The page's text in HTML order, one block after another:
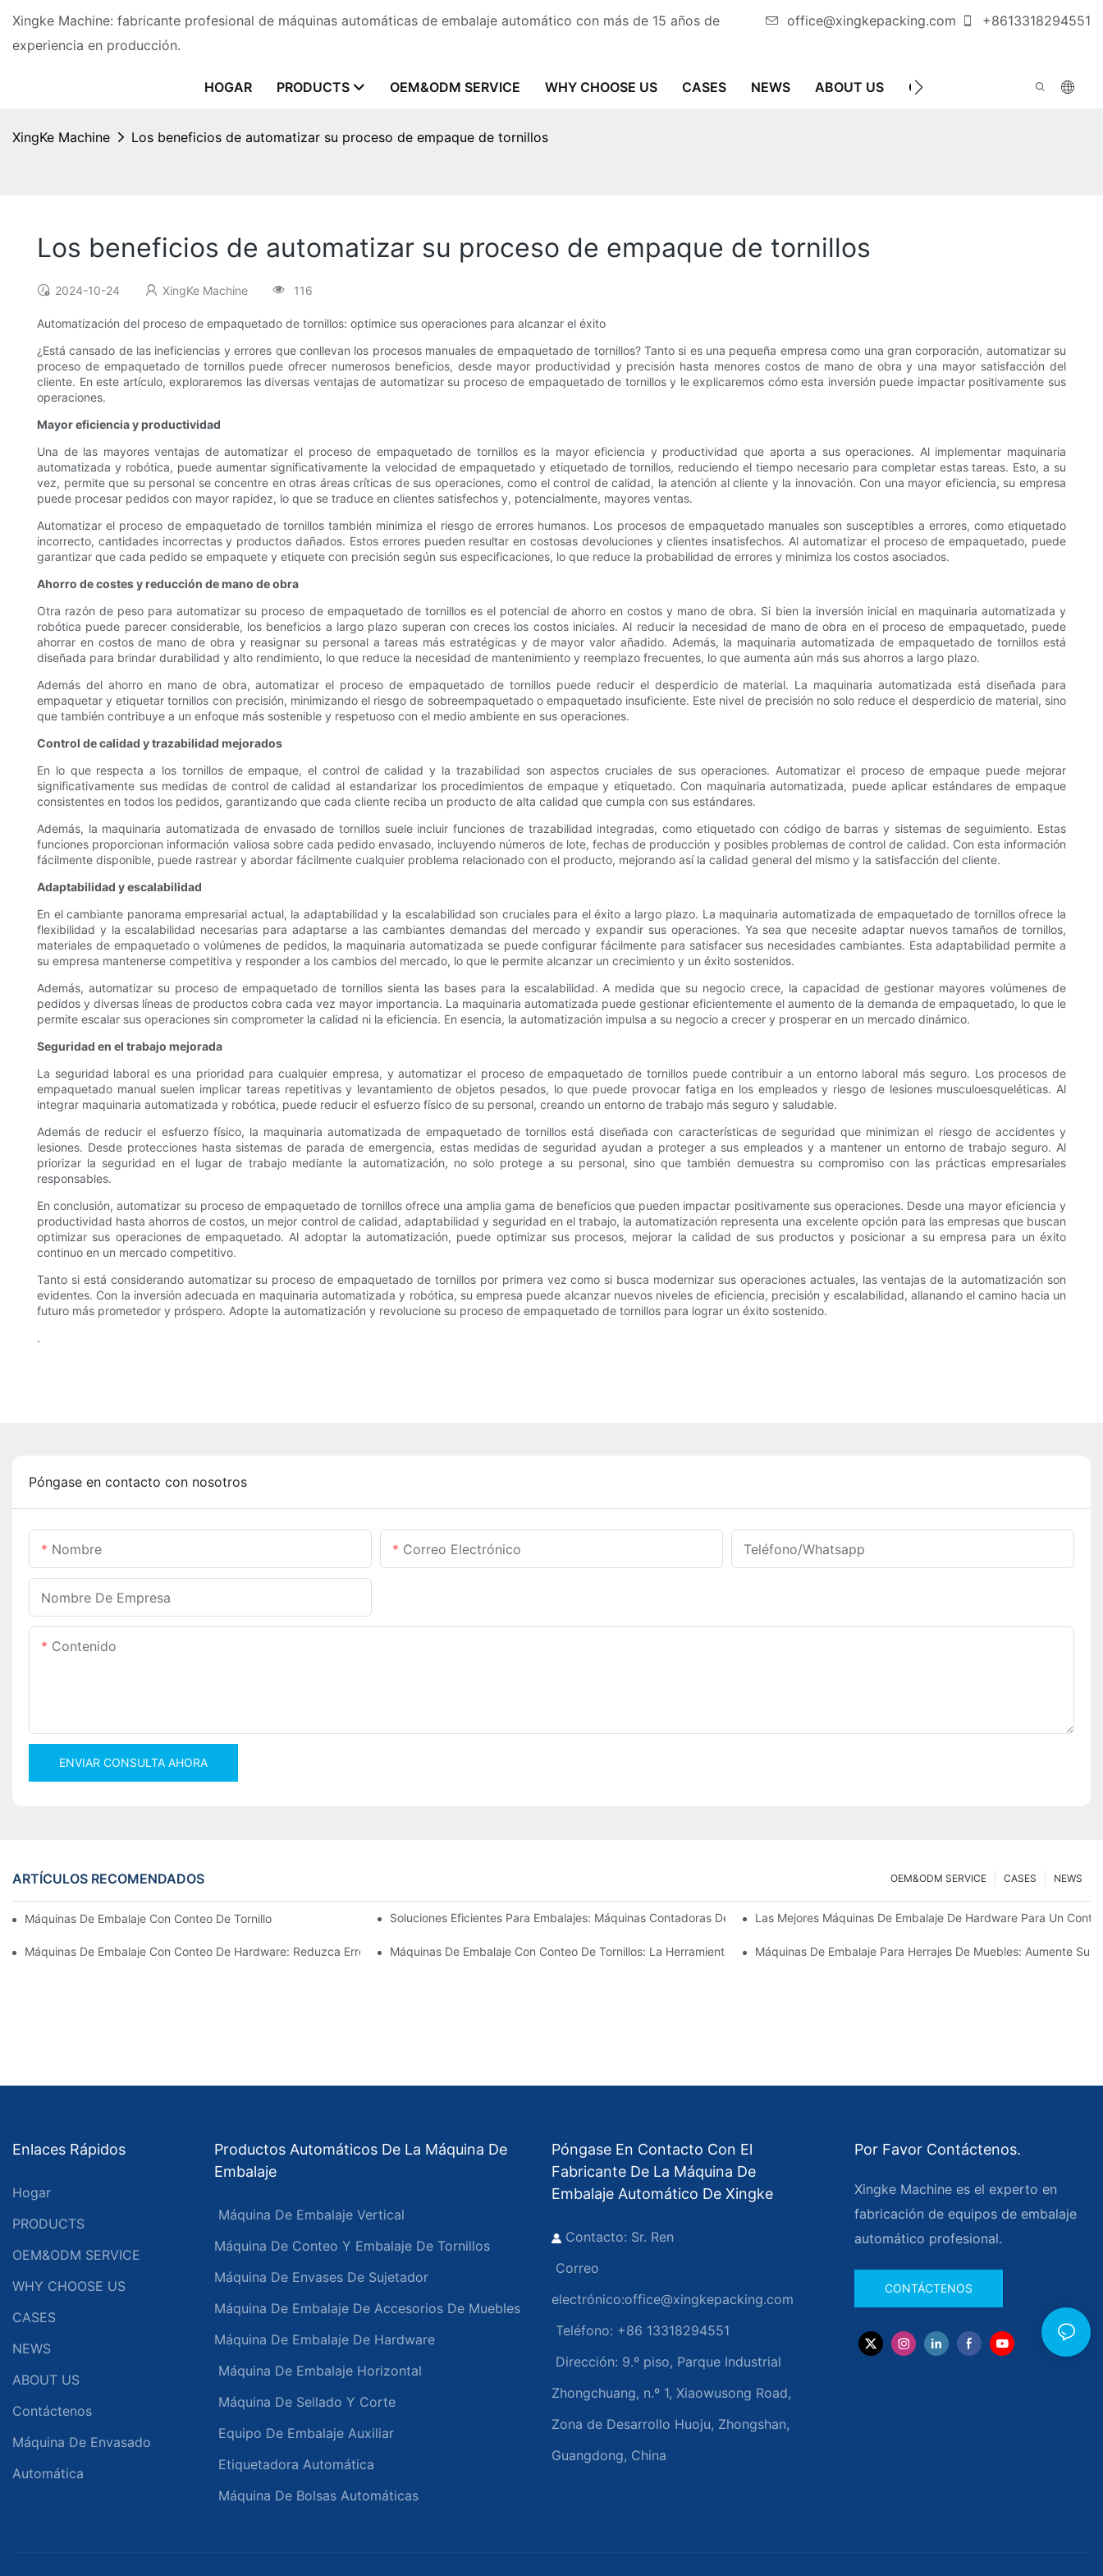
Xingke Machine: fabricante profesional de máquinas automáticas de embalaje automático con más de 15 años de
experiencia en producción.
office@xingkepacking.com +8613318294551
HOGAR PRODUCTS OEM&ODM SERVICE WHY CHOOSE US CASES NEWS ABOUT US CONTÁCTENOS MÁQUINA
XingKe Machine Los beneficios de automatizar su proceso de empaque de tornillos
Los beneficios de automatizar su proceso de empaque de tornillos
2024-10-24 XingKe Machine 116
Automatización del proceso de empaquetado de tornillos: optimice sus operaciones para alcanzar el éxito
¿Está cansado de las ineficiencias y errores que conllevan los procesos manuales de empaquetado de tornillos? Tanto si es una pequeña empresa como una gran corporación, automatizar su
proceso de empaquetado de tornillos puede ofrecer numerosos beneficios, desde mayor productividad y precisión hasta menores costos de mano de obra y una mayor satisfacción del
cliente. En este artículo, exploraremos las diversas ventajas de automatizar su proceso de empaquetado de tornillos y le explicaremos cómo esta inversión puede impactar positivamente sus
operaciones.
Mayor eficiencia y productividad
Una de las mayores ventajas de automatizar el proceso de empaquetado de tornillos es la mayor eficiencia y productividad que aporta a sus operaciones. Al implementar maquinaria
automatizada y robótica, puede aumentar significativamente la velocidad de empaquetado y etiquetado de tornillos, reduciendo el tiempo necesario para completar estas tareas. Esto, a su
vez, permite que su personal se concentre en otras áreas críticas de sus operaciones, como el control de calidad, la atención al cliente y la innovación. Con una mayor eficiencia, su empresa
puede procesar pedidos con mayor rapidez, lo que se traduce en clientes satisfechos y, potencialmente, mayores ventas.
Automatizar el proceso de empaquetado de tornillos también minimiza el riesgo de errores humanos. Los procesos de empaquetado manuales son susceptibles a errores, como etiquetado
incorrecto, cantidades incorrectas y productos dañados. Estos errores pueden resultar en costosas devoluciones y clientes insatisfechos. Al automatizar el proceso de empaquetado, puede
garantizar que cada pedido se empaquete y etiquete con precisión según sus especificaciones, lo que reduce la probabilidad de errores y minimiza los costos asociados.
Ahorro de costes y reducción de mano de obra
Otra razón de peso para automatizar su proceso de empaquetado de tornillos es el potencial de ahorro en costos y mano de obra. Si bien la inversión inicial en maquinaria automatizada y
robótica puede parecer considerable, los beneficios a largo plazo superan con creces los costos iniciales. Al reducir la necesidad de mano de obra en el proceso de empaquetado, puede
ahorrar en costos de mano de obra y reasignar su personal a tareas más estratégicas y de mayor valor añadido. Además, la maquinaria automatizada de empaquetado de tornillos está
diseñada para brindar durabilidad y alto rendimiento, lo que reduce la necesidad de mantenimiento y reemplazo frecuentes, lo que aumenta aún más sus ahorros a largo plazo.
Además del ahorro en mano de obra, automatizar el proceso de empaquetado de tornillos puede reducir el desperdicio de material. La maquinaria automatizada está diseñada para
empaquetar y etiquetar tornillos con precisión, minimizando el riesgo de sobreempaquetado o empaquetado insuficiente. Este nivel de precisión no solo reduce el desperdicio de material, sino
que también contribuye a un enfoque más sostenible y respetuoso con el medio ambiente en sus operaciones.
Control de calidad y trazabilidad mejorados
En lo que respecta a los tornillos de empaque, el control de calidad y la trazabilidad son aspectos cruciales de sus operaciones. Automatizar el proceso de empaque puede mejorar
significativamente sus medidas de control de calidad al estandarizar los procedimientos de empaque y etiquetado. Con maquinaria automatizada, puede aplicar estándares de empaque
consistentes en todos los pedidos, garantizando que cada cliente reciba un producto de alta calidad que cumpla con sus estándares.
Además, la maquinaria automatizada de envasado de tornillos suele incluir funciones de trazabilidad integradas, como etiquetado con código de barras y sistemas de seguimiento. Estas
funciones proporcionan información valiosa sobre cada pedido envasado, incluyendo números de lote, fechas de producción y posibles problemas de control de calidad. Con esta información
fácilmente disponible, puede rastrear y abordar fácilmente cualquier problema relacionado con el producto, mejorando así la calidad general del mismo y la satisfacción del cliente.
Adaptabilidad y escalabilidad
En el cambiante panorama empresarial actual, la adaptabilidad y la escalabilidad son cruciales para el éxito a largo plazo. La maquinaria automatizada de empaquetado de tornillos ofrece la
flexibilidad y la escalabilidad necesarias para adaptarse a las cambiantes demandas del mercado y expandir sus operaciones. Ya sea que necesite adaptar nuevos tamaños de tornillos,
materiales de empaquetado o volúmenes de pedidos, la maquinaria automatizada se puede configurar fácilmente para satisfacer sus necesidades cambiantes. Esta adaptabilidad permite a
su empresa mantenerse competitiva y responder a los cambios del mercado, lo que le permite alcanzar un crecimiento y un éxito sostenidos.
Además, automatizar su proceso de empaquetado de tornillos sienta las bases para la escalabilidad. A medida que su negocio crece, la capacidad de gestionar mayores volúmenes de
pedidos y diversas líneas de productos cobra cada vez mayor importancia. La maquinaria automatizada puede gestionar eficientemente el aumento de la demanda de empaquetado, lo que le
permite escalar sus operaciones sin comprometer la calidad ni la eficiencia. En esencia, la automatización impulsa a su negocio a crecer y prosperar en un mercado dinámico.
Seguridad en el trabajo mejorada
La seguridad laboral es una prioridad para cualquier empresa, y automatizar el proceso de empaquetado de tornillos puede contribuir a un entorno laboral más seguro. Los procesos de
empaquetado manual suelen implicar tareas repetitivas y levantamiento de objetos pesados, lo que puede provocar fatiga en los empleados y riesgo de lesiones musculoesqueléticas. Al
integrar maquinaria automatizada y robótica, puede reducir el esfuerzo físico de su personal, creando un entorno de trabajo más seguro y saludable.
Además de reducir el esfuerzo físico, la maquinaria automatizada de empaquetado de tornillos está diseñada con características de seguridad que minimizan el riesgo de accidentes y
lesiones. Desde protecciones hasta sistemas de parada de emergencia, estas medidas de seguridad ayudan a proteger a sus empleados y a mantener un entorno de trabajo seguro. Al
priorizar la seguridad en el lugar de trabajo mediante la automatización, no solo protege a su personal, sino que también demuestra su compromiso con las prácticas empresariales
responsables.
En conclusión, automatizar su proceso de empaquetado de tornillos ofrece una amplia gama de beneficios que pueden impactar positivamente sus operaciones. Desde una mayor eficiencia y
productividad hasta ahorros de costos, un mejor control de calidad, adaptabilidad y seguridad en el trabajo, la automatización representa una excelente opción para las empresas que buscan
optimizar sus operaciones de empaquetado. Al adoptar la automatización, puede optimizar sus procesos, mejorar la calidad de sus productos y posicionar a su empresa para un éxito
continuo en un mercado competitivo.
Tanto si está considerando automatizar su proceso de empaquetado de tornillos por primera vez como si busca modernizar sus operaciones actuales, las ventajas de la automatización son
evidentes. Con la inversión adecuada en maquinaria automatizada y robótica, su empresa puede alcanzar nuevos niveles de eficiencia, precisión y escalabilidad, allanando el camino hacia un
futuro más prometedor y próspero. Adopte la automatización y revolucione su proceso de empaquetado de tornillos para lograr un éxito sostenido.
.
Póngase en contacto con nosotros
Nombre Correo Electrónico Teléfono/whatsapp
Nombre De Empresa
Contenido
ENVIAR CONSULTA AHORA
ARTÍCULOS RECOMENDADOS NEWS
CASES
OEM&ODM SERVICE
Máquinas De Embalaje Con Conteo De Tornillos Para Obtener Resultados Rápidos Y ConfiablesSoluciones Eficientes Para Embalajes: Máquinas Contadoras De HardwareLas Mejores Máquinas De Embalaje De Hardware Para Un
Máquinas De Embalaje Con Conteo De Hardware: Reduzca Errores Y Aumente La ProducciónMáquinas De Embalaje Con Conteo De Tornillos: La Herramienta Definitiva Para Un Embalaje Eficiente
Máquinas De Embalaje Para Herrajes De Muebles: Aumente Su
Enlaces Rápidos
Hogar
PRODUCTS
OEM&ODM SERVICE
WHY CHOOSE US
CASES
NEWS
ABOUT US
Contáctenos
Máquina De Envasado
Automática
Productos Automáticos De La Máquina De
Embalaje
Máquina De Embalaje Vertical
Máquina De Conteo Y Embalaje De Tornillos
Máquina De Envases De Sujetador
Máquina De Embalaje De Accesorios De Muebles
Máquina De Embalaje De Hardware
Máquina De Embalaje Horizontal
Máquina De Sellado Y Corte
Equipo De Embalaje Auxiliar
Etiquetadora Automática
Máquina De Bolsas Automáticas
Póngase En Contacto Con El
Fabricante De La Máquina De
Embalaje Automático De Xingke
Contacto: Sr. Ren
Correo
electrónico:office@xingkepacking.com
Teléfono: +86 13318294551
Dirección: 9.º piso, Parque Industrial
Zhongchuang, n.º 1, Xiaowusong Road,
Zona de Desarrollo Huoju, Zhongshan,
Guangdong, China
Por Favor Contáctenos.
Xingke Machine es el experto en
fabricación de equipos de embalaje
automático profesional.
CONTÁCTENOS